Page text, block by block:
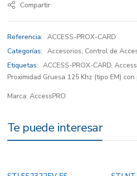
Compartir
Referencia: ACCESS-PROX-CARD
Categorías: Accesorios, Control de
Etiquetas: ACCESS-PROX-CARD,
Proximidad Gruesa 125 Khz (tipo EM)
Marca: AccessPRO
Te puede interesar